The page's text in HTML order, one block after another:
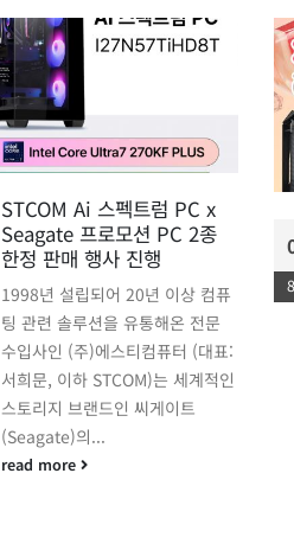
STCOM Ai 스펙트럼 PC x
Seagate 프로모션 PC 2종
한정 판매 행사 진행
1998년 설립되어 20년 이상 컴퓨
팅 관련 솔루션을 유통해온 전문
수입사인 (주)에스티컴퓨터 (대표:
서희문, 이하 STCOM)는 세계적인
스토리지 브랜드인 씨게이트
(Seagate)의...
read more